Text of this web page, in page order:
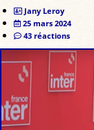
Jany Leroy
25 mars 2024
43 réactions